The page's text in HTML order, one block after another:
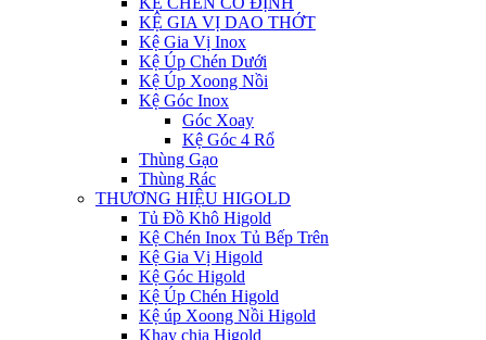
KỆ GIA VỊ DAO THỚT
Kệ Gia Vị Inox
Kệ Úp Chén Dưới
Kệ Úp Xoong Nồi
Kệ Góc Inox
Góc Xoay
Kệ Góc 4 Rổ
Thùng Gạo
Thùng Rác
THƯƠNG HIỆU HIGOLD
Tủ Đồ Khô Higold
Kệ Chén Inox Tủ Bếp Trên
Kệ Gia Vị Higold
Kệ Góc Higold
Kệ Úp Chén Higold
Kệ úp Xoong Nồi Higold
Khay chia Higold